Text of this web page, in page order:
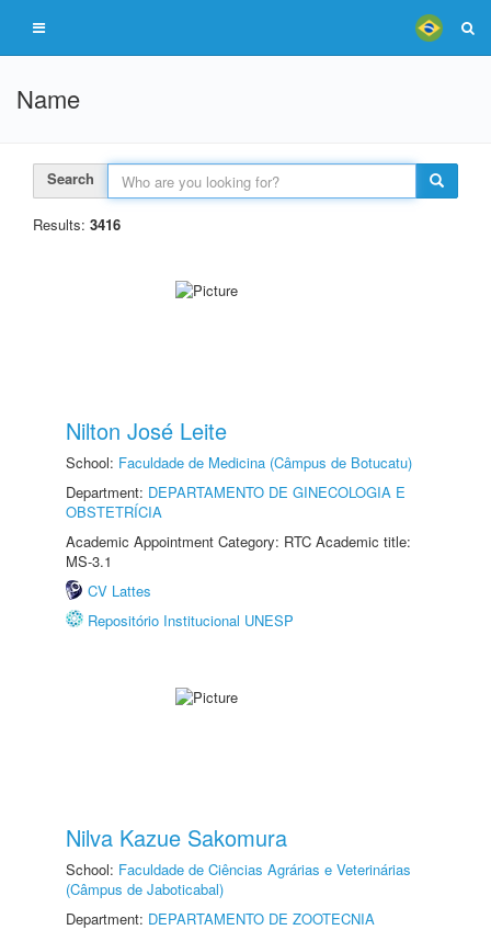
Name
Search
Results: 3416
Nilton José Leite
School: Faculdade de Medicina (Câmpus de Botucatu)
Department: DEPARTAMENTO DE GINECOLOGIA E
OBSTETRÍCIA
Academic Appointment Category: RTC Academic title:
MS-3.1
CV Lattes
Repositório Institucional UNESP
Nilva Kazue Sakomura
School: Faculdade de Ciências Agrárias e Veterinárias
(Câmpus de Jaboticabal)
Department: DEPARTAMENTO DE ZOOTECNIA